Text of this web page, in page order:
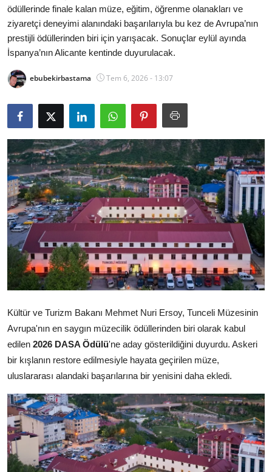
Kamu Kurumları ve Üst Kurullar
Resmi Reklamlar
ödüllerinde finale kalan müze, eğitim, öğrenme olanakları ve
ziyaretçi deneyimi alanındaki başarılarıyla bu kez de Avrupa’nın
prestijli ödüllerinden biri için yarışacak. Sonuçlar eylül ayında
İspanya’nın Alicante kentinde duyurulacak.
ebubekirbastama Tem 6, 2026 - 13:07
Kültür ve Turizm Bakanı Mehmet Nuri Ersoy, Tunceli Müzesinin
Avrupa'nın en saygın müzecilik ödüllerinden biri olarak kabul
edilen 2026 DASA Ödülü'ne aday gösterildiğini duyurdu. Askeri
bir kışlanın restore edilmesiyle hayata geçirilen müze,
uluslararası alandaki başarılarına bir yenisini daha ekledi.